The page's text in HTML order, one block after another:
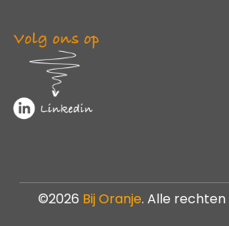
©2026 Bij Oranje. Alle